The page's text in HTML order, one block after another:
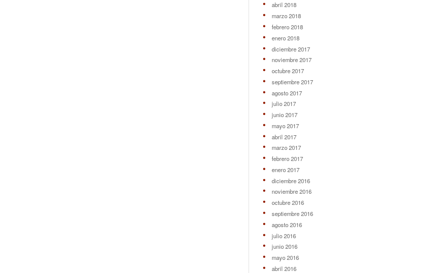
abril 2018
marzo 2018
febrero 2018
enero 2018
diciembre 2017
noviembre 2017
octubre 2017
septiembre 2017
agosto 2017
julio 2017
junio 2017
mayo 2017
abril 2017
marzo 2017
febrero 2017
enero 2017
diciembre 2016
noviembre 2016
octubre 2016
septiembre 2016
agosto 2016
julio 2016
junio 2016
mayo 2016
abril 2016